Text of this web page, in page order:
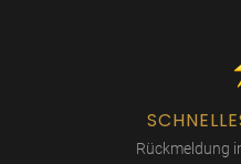
Rückmeldung